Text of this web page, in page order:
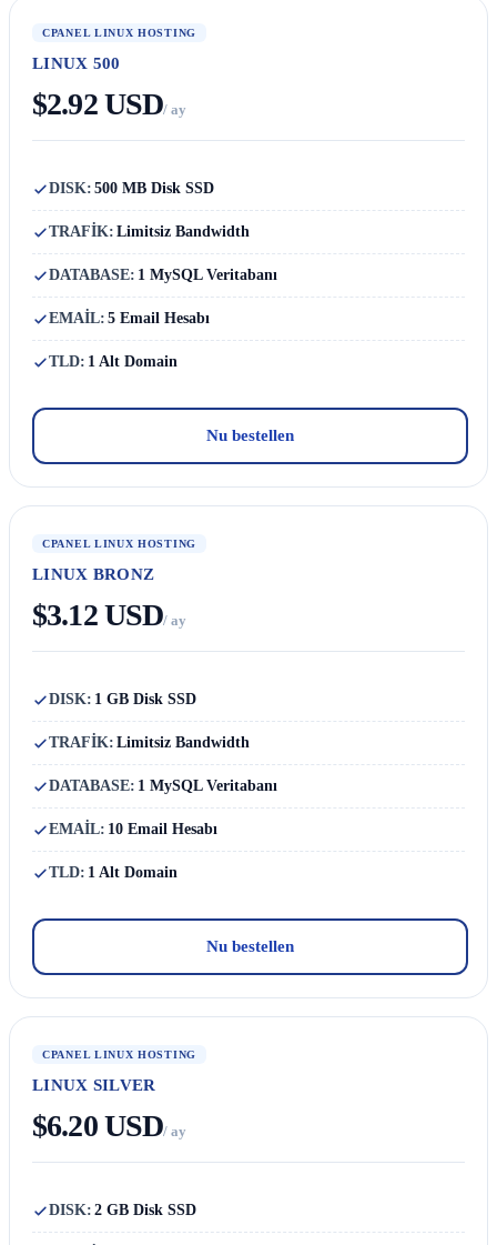
CPANEL LINUX HOSTING
LINUX 500
$2.92 USD/ ay
DISK: 500 MB Disk SSD
TRAFİK: Limitsiz Bandwidth
DATABASE: 1 MySQL Veritabanı
EMAİL: 5 Email Hesabı
TLD: 1 Alt Domain
Nu bestellen
CPANEL LINUX HOSTING
LINUX BRONZ
$3.12 USD/ ay
DISK: 1 GB Disk SSD
TRAFİK: Limitsiz Bandwidth
DATABASE: 1 MySQL Veritabanı
EMAİL: 10 Email Hesabı
TLD: 1 Alt Domain
Nu bestellen
CPANEL LINUX HOSTING
LINUX SILVER
$6.20 USD/ ay
DISK: 2 GB Disk SSD